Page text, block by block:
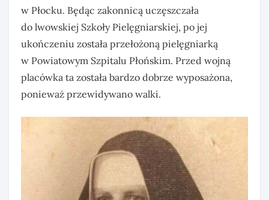
w Płocku. Będąc zakonnicą uczęszczała
do lwowskiej Szkoły Pielęgniarskiej, po jej
ukończeniu została przełożoną pielęgniarką
w Powiatowym Szpitalu Płońskim. Przed wojną
placówka ta została bardzo dobrze wyposażona,
ponieważ przewidywano walki.